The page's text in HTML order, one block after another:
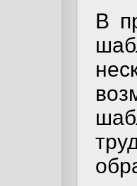
В